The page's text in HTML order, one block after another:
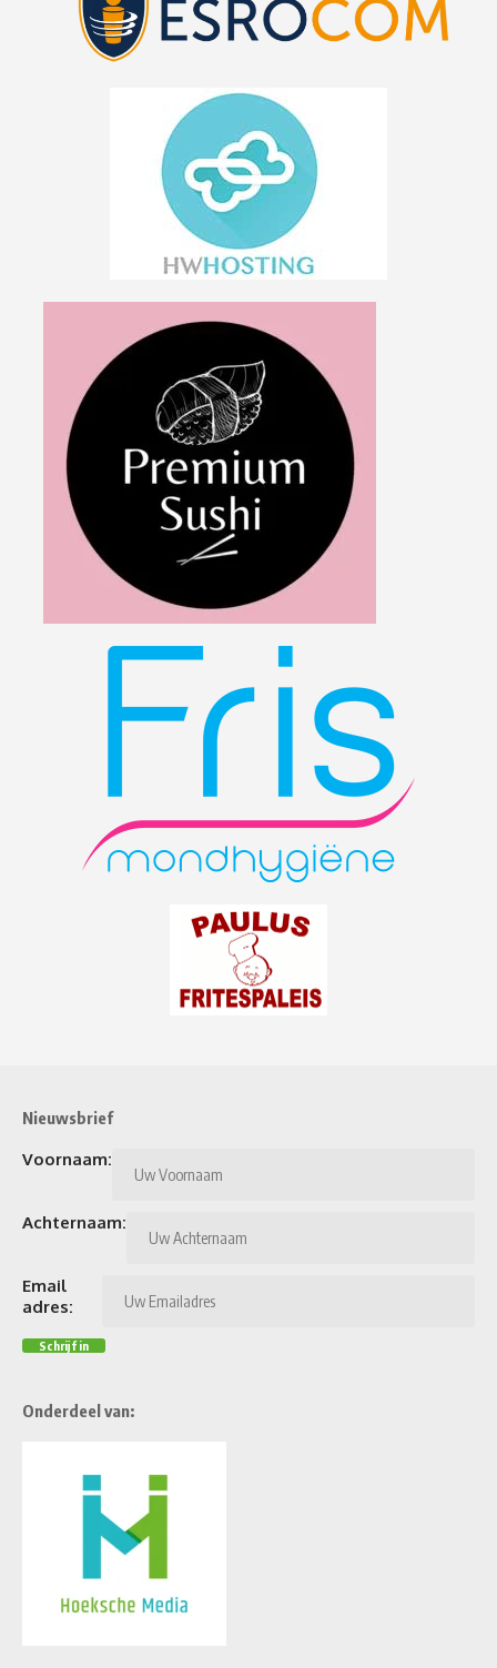
Nieuwsbrief
Voornaam:
Achternaam:
Email
adres:
Onderdeel van: